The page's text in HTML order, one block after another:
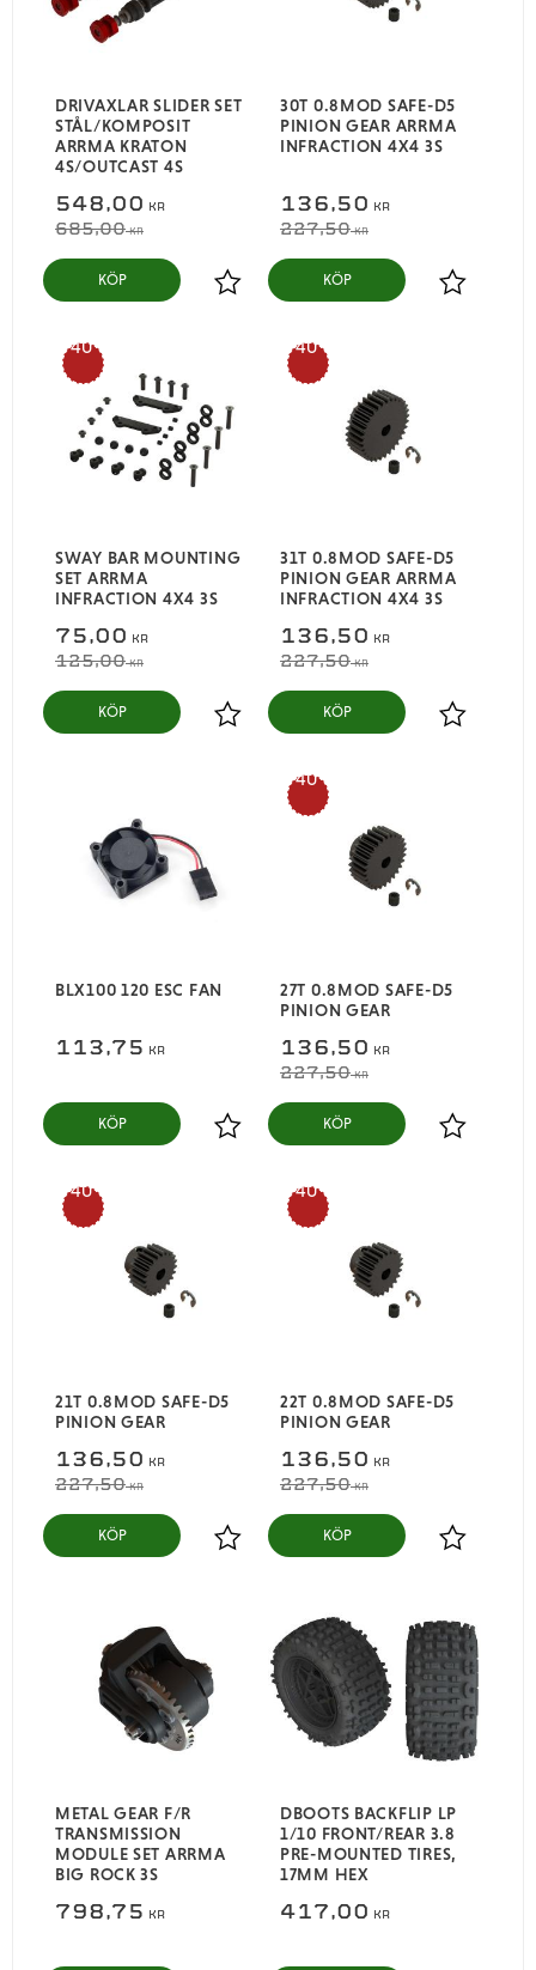
DRIVAXLAR SLIDER SET
STÅL/KOMPOSIT
ARRMA KRATON
4S/OUTCAST 4S
548,00 KR
685,00KR
Lägg till i favoriter
KÖP
30T 0.8MOD SAFE-D5
PINION GEAR ARRMA
INFRACTION 4X4 3S
136,50 KR
227,50KR
Lägg till i
KÖP
SWAY BAR MOUNTING
SET ARRMA
INFRACTION 4X4 3S
75,00 KR
125,00KR
40
%
Lägg till i favoriter
KÖP
31T 0.8MOD SAFE-D5
PINION GEAR ARRMA
INFRACTION 4X4 3S
136,50 KR
227,50KR
40
%
Lägg till i
KÖP
BLX100 120 ESC FAN
113,75 KR
Lägg till i favoriter
KÖP
27T 0.8MOD SAFE-D5
PINION GEAR
136,50 KR
227,50KR
40
%
Lägg till i
KÖP
21T 0.8MOD SAFE-D5
PINION GEAR
136,50 KR
227,50KR
40
%
Lägg till i favoriter
KÖP
22T 0.8MOD SAFE-D5
PINION GEAR
136,50 KR
227,50KR
40
%
Lägg till i
KÖP
METAL GEAR F/R
TRANSMISSION
MODULE SET ARRMA
BIG ROCK 3S
798,75 KR
DBOOTS BACKFLIP LP
1/10 FRONT/REAR 3.8
PRE-MOUNTED TIRES,
17MM HEX
417,00 KR